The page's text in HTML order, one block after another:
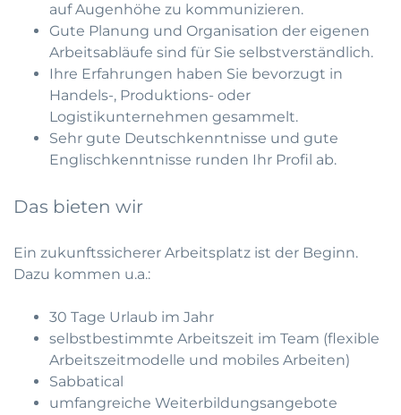
auf Augenhöhe zu kommunizieren.
Gute Planung und Organisation der eigenen
Arbeitsabläufe sind für Sie selbstverständlich.
Ihre Erfahrungen haben Sie bevorzugt in
Handels-, Produktions- oder
Logistikunternehmen gesammelt.
Sehr gute Deutschkenntnisse und gute
Englischkenntnisse runden Ihr Profil ab.
Das bieten wir
Ein zukunftssicherer Arbeitsplatz ist der Beginn.
Dazu kommen u.a.:
30 Tage Urlaub im Jahr
selbstbestimmte Arbeitszeit im Team (flexible
Arbeitszeitmodelle und mobiles Arbeiten)
Sabbatical
umfangreiche Weiterbildungsangebote